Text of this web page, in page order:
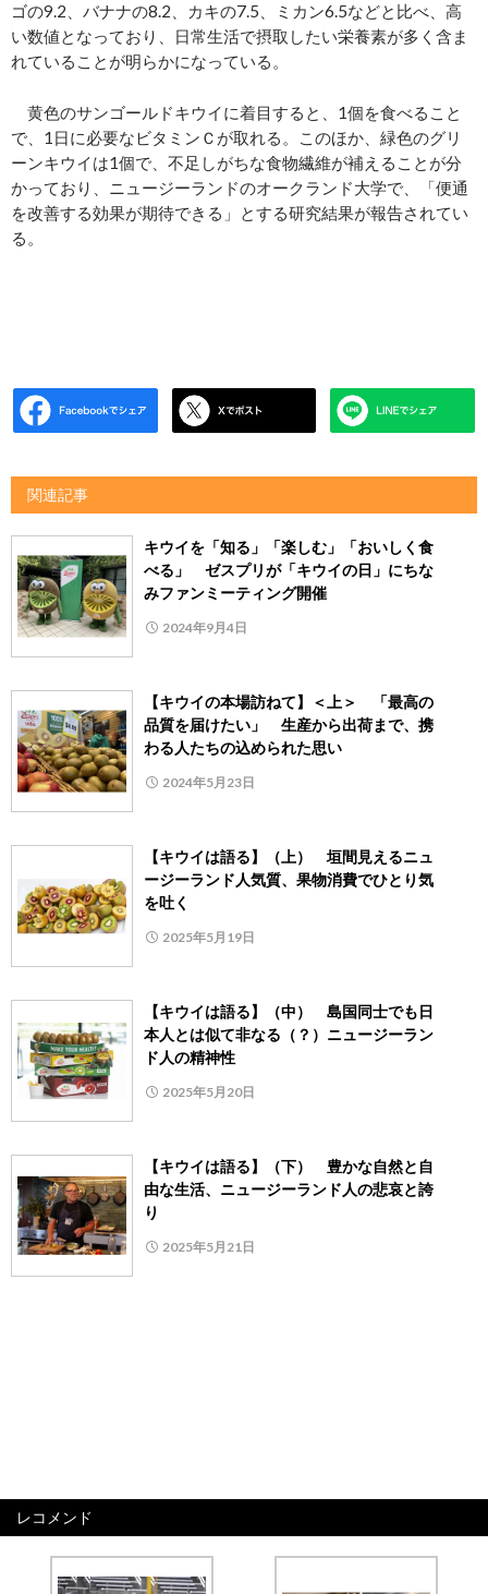
ゴの9.2、バナナの8.2、カキの7.5、ミカン6.5などと比べ、高
い数値となっており、日常生活で摂取したい栄養素が多く含ま
れていることが明らかになっている。
黄色のサンゴールドキウイに着目すると、1個を食べること
で、1日に必要なビタミンＣが取れる。このほか、緑色のグリ
ーンキウイは1個で、不足しがちな食物繊維が補えることが分
かっており、ニュージーランドのオークランド大学で、「便通
を改善する効果が期待できる」とする研究結果が報告されてい
る。
関連記事
キウイを「知る」「楽しむ」「おいしく食
べる」 ゼスプリが「キウイの日」にちな
みファンミーティング開催
2024年9月4日
【キウイの本場訪ねて】＜上＞ 「最高の
品質を届けたい」 生産から出荷まで、携
わる人たちの込められた思い
2024年5月23日
【キウイは語る】（上） 垣間見えるニュ
ージーランド人気質、果物消費でひとり気
を吐く
2025年5月19日
【キウイは語る】（中） 島国同士でも日
本人とは似て非なる（？）ニュージーラン
ド人の精神性
2025年5月20日
【キウイは語る】（下） 豊かな自然と自
由な生活、ニュージーランド人の悲哀と誇
り
2025年5月21日
レコメンド